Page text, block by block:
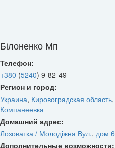
Білоненко Мп
Телефон:
+380 (5240) 9-82-49
Регион и город:
Украина, Кировоградская область,
Компанеевка
Домашний адрес:
Лозоватка / Молодіжна Вул., дом 6
Дополнительные возможности: